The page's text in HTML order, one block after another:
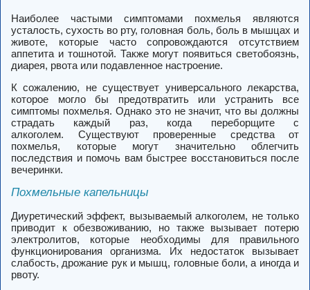
Наиболее частыми симптомами похмелья являются
усталость, сухость во рту, головная боль, боль в мышцах и
животе, которые часто сопровождаются отсутствием
аппетита и тошнотой. Также могут появиться светобоязнь,
диарея, рвота или подавленное настроение.
К сожалению, не существует универсального лекарства,
которое могло бы предотвратить или устранить все
симптомы похмелья. Однако это не значит, что вы должны
страдать каждый раз, когда переборщите с
алкоголем. Существуют проверенные средства от
похмелья, которые могут значительно облегчить
последствия и помочь вам быстрее восстановиться после
вечеринки.
Похмельные капельницы
Диуретический эффект, вызываемый алкоголем, не только
приводит к обезвоживанию, но также вызывает потерю
электролитов, которые необходимы для правильного
функционирования организма. Их недостаток вызывает
слабость, дрожание рук и мышц, головные боли, а иногда и
рвоту.